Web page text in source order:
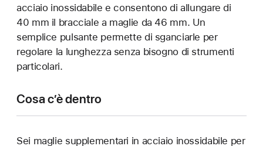
acciaio inossidabile e consentono di allungare di
40 mm il bracciale a maglie da 46 mm. Un
semplice pulsante permette di sganciarle per
regolare la lunghezza senza bisogno di strumenti
particolari.
Cosa c’è dentro
Sei maglie supplementari in acciaio inossidabile per